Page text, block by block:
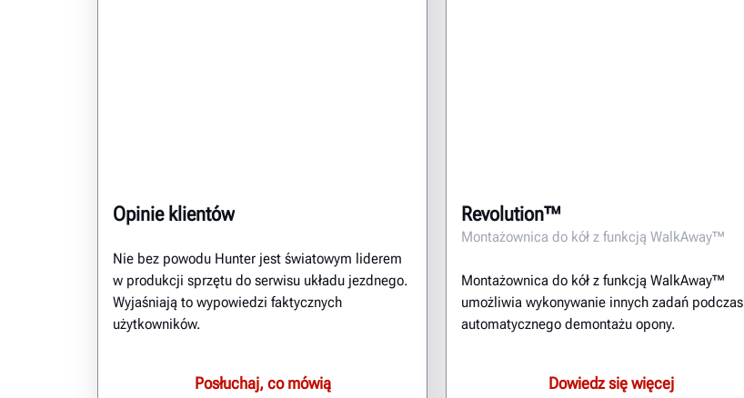
Opinie klientów
Nie bez powodu Hunter jest światowym liderem
w produkcji sprzętu do serwisu układu jezdnego.
Wyjaśniają to wypowiedzi faktycznych
użytkowników.
Posłuchaj, co mówią
Revolution™
Montażownica do kół z funkcją WalkAway™
Montażownica do kół z funkcją WalkAway™
umożliwia wykonywanie innych zadań podczas
automatycznego demontażu opony.
Dowiedz się więcej